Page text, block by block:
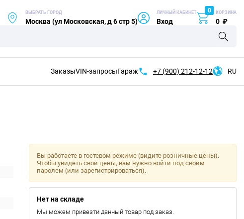
ВЫБРАТЬ ГОРОД
Москва (ул Московская, д 6 стр 5)
ЛИЧНЫЙ КАБИНЕТ
Вход
0 КОРЗИНА
0 ₽
ЗаказыVIN-запросыГараж +7 (900) 212-12-12 RU
Вы работаете в гостевом режиме (видите розничные цены).
Чтобы увидеть свои цены, вам нужно войти под своим
паролем (или зарегистрироваться).
Нет на складе
Мы можем привезти данный товар под заказ.